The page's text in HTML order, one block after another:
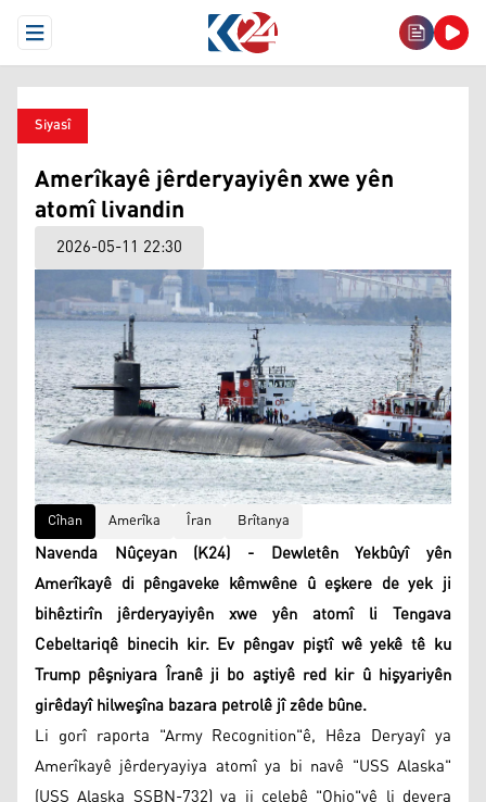
Open Menu
Siyasî
Amerîkayê jêrderyayiyên xwe yên
atomî livandin
2026-05-11 22:30
Cîhan Amerîka Îran Brîtanya
Navenda Nûçeyan (K24) - Dewletên Yekbûyî yên
Amerîkayê di pêngaveke kêmwêne û eşkere de yek ji
bihêztirîn jêrderyayiyên xwe yên atomî li Tengava
Cebeltariqê binecih kir. Ev pêngav piştî wê yekê tê ku
Trump pêşniyara Îranê ji bo aştiyê red kir û hişyariyên
girêdayî hilweşîna bazara petrolê jî zêde bûne.
Li gorî raporta "Army Recognition"ê, Hêza Deryayî ya
Amerîkayê jêrderyayiya atomî ya bi navê "USS Alaska"